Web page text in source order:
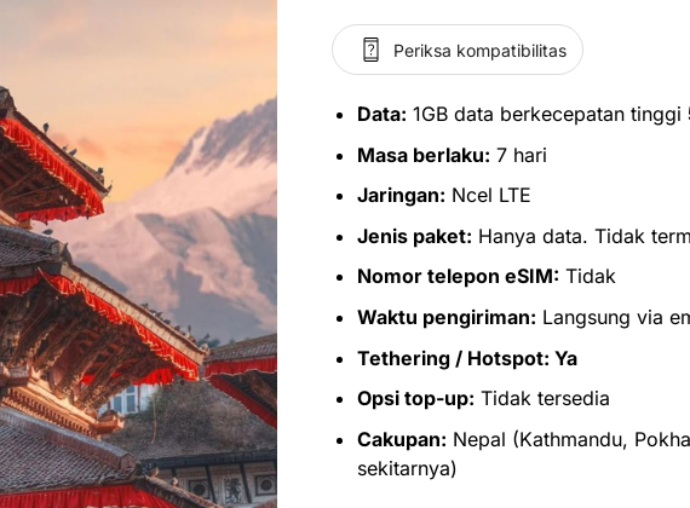
Periksa kompatibilitas
Data: 1GB data berkecepatan tinggi
Masa berlaku: 7 hari
Jaringan: Ncel LTE
Jenis paket: Hanya data. Tidak
Nomor telepon eSIM: Tidak
Waktu pengiriman: Langsung via
Tethering / Hotspot: Ya
Opsi top-up: Tidak tersedia
Cakupan: Nepal (Kathmandu,
sekitarnya)